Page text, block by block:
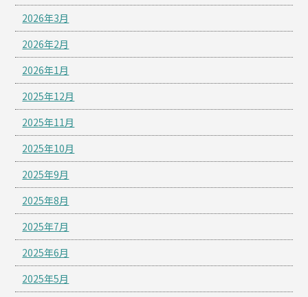
2026年3月
2026年2月
2026年1月
2025年12月
2025年11月
2025年10月
2025年9月
2025年8月
2025年7月
2025年6月
2025年5月